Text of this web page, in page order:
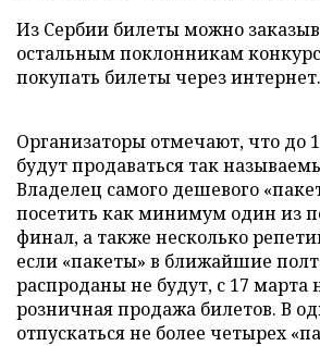
Из Сербии билеты можно
остальным поклонникам
покупать билеты через интернет.
Организаторы отмечают, что до
будут продаваться так
Владелец самого дешевого
посетить как минимум один из
финал, а также несколько
если «пакеты» в ближайшие
распроданы не будут, с 17 марта
розничная продажа билетов. В
отпускаться не более четырех